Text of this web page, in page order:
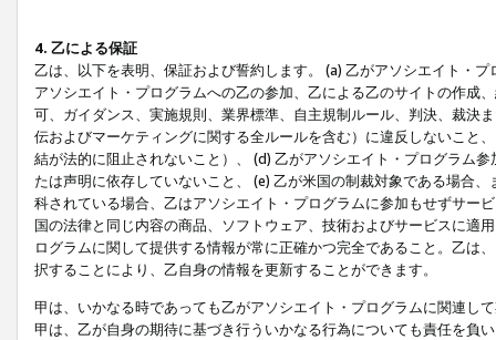
4. 乙による保証
乙は、以下を表明、保証および誓約します。 (a) 乙がアソシエイト・
アソシエイト・プログラムへの乙の参加、乙による乙のサイトの作成
可、ガイダンス、実施規則、業界標準、自主規制ルール、判決、裁決
伝およびマーケティングに関する全ルールを含む）に違反しないこと
結が法的に阻止されないこと）、 (d) 乙がアソシエイト・プログラム
たは声明に依存していないこと、 (e) 乙が米国の制裁対象である場合
科されている場合、乙はアソシエイト・プログラムに参加もせずサー
国の法律と同じ内容の商品、ソフトウェア、技術およびサービスに適
ログラムに関して提供する情報が常に正確かつ完全であること。乙は
択することにより、乙自身の情報を更新することができます。
甲は、いかなる時であっても乙がアソシエイト・プログラムに関連し
甲は、乙が自身の期待に基づき行ういかなる行為についても責任を負